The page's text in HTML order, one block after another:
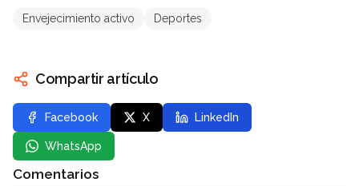
Envejecimiento activo Deportes
Compartir artículo
Facebook X LinkedIn
WhatsApp
Comentarios